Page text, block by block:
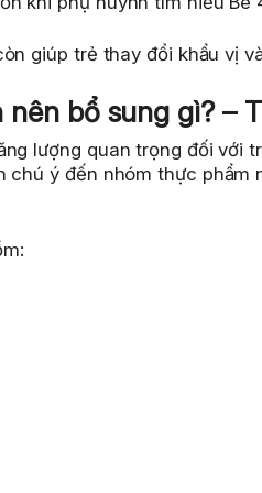
giúp trẻ thay đổi khẩu vị
nên bổ sung gì? –
lượng quan trọng đối với
chú ý đến nhóm thực phẩm